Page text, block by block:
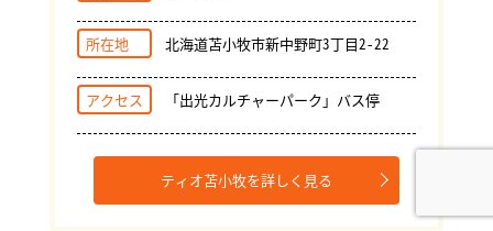
所在地 北海道苫小牧市新中野町3丁目2-22
アクセス 「出光カルチャーパーク」バス停
ティオ苫小牧を詳しく見る